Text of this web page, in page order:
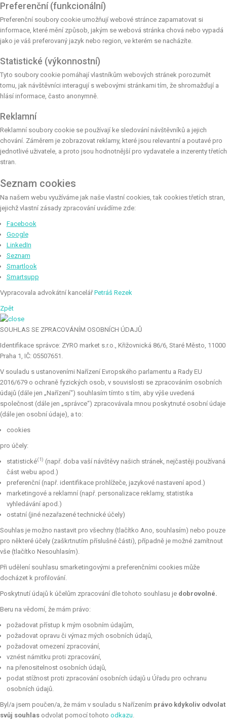
Preferenční (funkcionální)
Preferenční soubory cookie umožňují webové stránce zapamatovat si
informace, které mění způsob, jakým se webová stránka chová nebo vypadá
jako je váš preferovaný jazyk nebo region, ve kterém se nacházíte.
Statistické (výkonnostní)
Tyto soubory cookie pomáhají vlastníkům webových stránek porozumět
tomu, jak návštěvníci interagují s webovými stránkami tím, že shromažďují a
hlásí informace, často anonymně.
Reklamní
Reklamní soubory cookie se používají ke sledování návštěvníků a jejich
chování. Záměrem je zobrazovat reklamy, které jsou relevantní a poutavé pro
jednotlivé uživatele, a proto jsou hodnotnější pro vydavatele a inzerenty třetích
stran.
Seznam cookies
Na našem webu využíváme jak naše vlastní cookies, tak cookies třetích stran,
jejichž vlastní zásady zpracování uvádíme zde:
Facebook
Google
LinkedIn
Seznam
Smartlook
Smartsupp
Vypracovala advokátní kancelářPetráš Rezek
Zpět
SOUHLAS SE ZPRACOVÁNÍM OSOBNÍCH ÚDAJŮ
Identifikace správce: ZYRO market s.r.o., Křižovnická 86/6, Staré Město, 11000
Praha 1, IČ: 05507651.
V souladu s ustanoveními Nařízení Evropského parlamentu a Rady EU
2016/679 o ochraně fyzických osob, v souvislosti se zpracováním osobních
údajů (dále jen „Nařízení“) souhlasím tímto s tím, aby výše uvedená
společnost (dále jen „správce“) zpracovávala mnou poskytnuté osobní údaje
(dále jen osobní údaje), a to:
cookies
pro účely:
statistické(1) (např. doba vaší návštěvy našich stránek, nejčastěji používaná
část webu apod.)
preferenční (např. identifikace prohlížeče, jazykové nastavení apod.)
marketingové a reklamní (např. personalizace reklamy, statistika
vyhledávání apod.)
ostatní (jiné nezařazené technické účely)
Souhlas je možno nastavit pro všechny (tlačítko Ano, souhlasím) nebo pouze
pro některé účely (zaškrtnutím příslušné části), případně je možné zamítnout
vše (tlačítko Nesouhlasím).
Při udělení souhlasu smarketingovými a preferenčními cookies může
docházet k profilování.
Poskytnutí údajů k účelům zpracování dle tohoto souhlasu je dobrovolné.
Beru na vědomí, že mám právo:
požadovat přístup k mým osobním údajům,
požadovat opravu či výmaz mých osobních údajů,
požadovat omezení zpracování,
vznést námitku proti zpracování,
na přenositelnost osobních údajů,
podat stížnost proti zpracování osobních údajů u Úřadu pro ochranu
osobních údajů.
Byl/a jsem poučen/a, že mám v souladu s Nařízením právo kdykoliv odvolat
svůj souhlas odvolat pomocí tohoto odkazu